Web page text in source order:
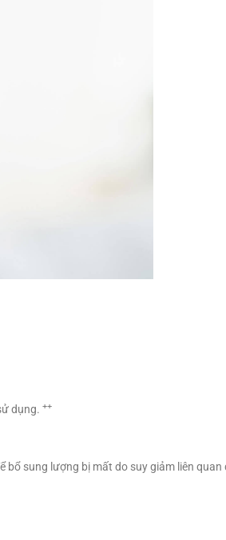
dụng. ++
bổ sung lượng bị mất do suy giảm liên